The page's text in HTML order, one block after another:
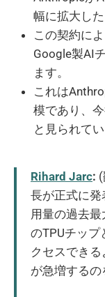
幅に拡大し
この契約に
Google製AI
ます。
これは
模であり、
と見られてい
Rihard Jarc:
長が正式に
用量の過去
のTPUチップ
クセスでき
が急増する